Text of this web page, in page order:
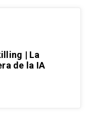
| La
de la IA